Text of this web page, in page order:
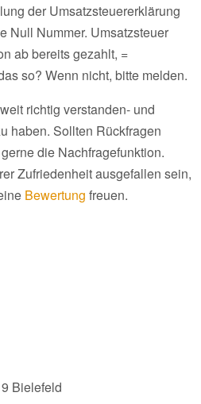
der Umsatzsteuererklärung
Null Nummer. Umsatzsteuer
ab bereits gezahlt, =
so? Wenn nicht, bitte melden.
richtig verstanden- und
haben. Sollten Rückfragen
die Nachfragefunktion.
Zufriedenheit ausgefallen sein,
Bewertung freuen.
Bielefeld